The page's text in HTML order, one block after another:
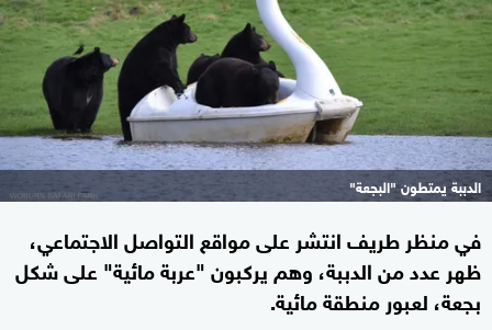
الدببة يمتطون "البجعة"
في منظر طريف انتشر على مواقع التواصل الاجتماعي،
ظهر عدد من الدببة، وهم يركبون "عربة مائية" على شكل
بجعة، لعبور منطقة مائية.